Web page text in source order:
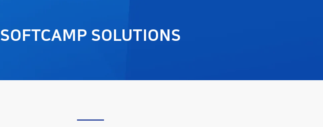
SOFTCAMP SOLUTIONS